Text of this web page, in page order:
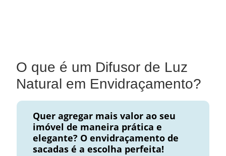
O que é um Difusor de Luz
Natural em Envidraçamento?
Quer agregar mais valor ao seu
imóvel de maneira prática e
elegante? O envidraçamento de
sacadas é a escolha perfeita!